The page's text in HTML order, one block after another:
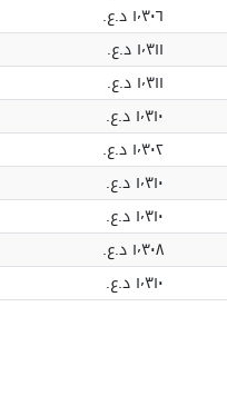
١٬٣٠٦ د.ع.‏
١٬٣١١ د.ع.‏
١٬٣١١ د.ع.‏
١٬٣١٠ د.ع.‏
١٬٣٠٢ د.ع.‏
١٬٣١٠ د.ع.‏
١٬٣١٠ د.ع.‏
١٬٣٠٨ د.ع.‏
١٬٣١٠ د.ع.‏